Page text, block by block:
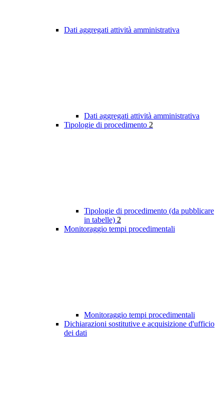
Dati aggregati attività amministrativa
Dati aggregati attività amministrativa
Tipologie di procedimento 2
Tipologie di procedimento (da pubblicare
in tabelle) 2
Monitoraggio tempi procedimentali
Monitoraggio tempi procedimentali
Dichiarazioni sostitutive e acquisizione d'ufficio
dei dati